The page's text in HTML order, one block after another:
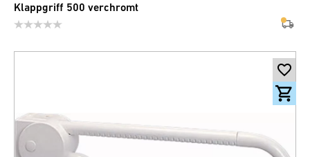
Klappgriff 500 verchromt